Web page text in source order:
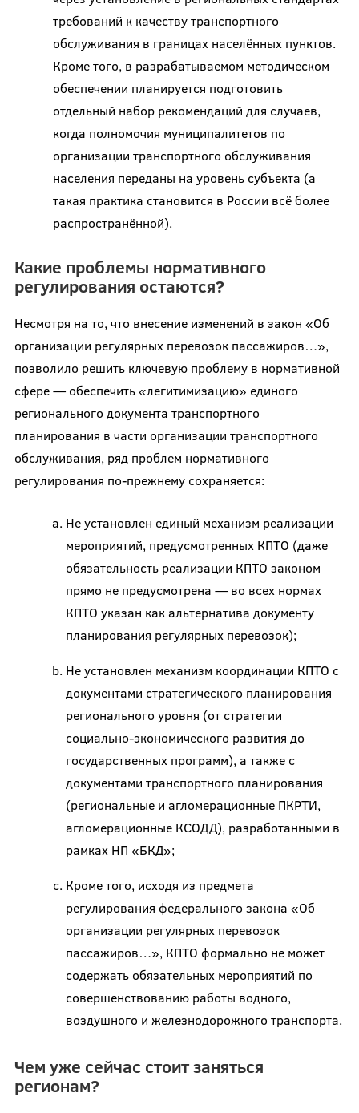
требований к качеству транспортного
обслуживания в границах населённых пунктов.
Кроме того, в разрабатываемом методическом
обеспечении планируется подготовить
отдельный набор рекомендаций для случаев,
когда полномочия муниципалитетов по
организации транспортного обслуживания
населения переданы на уровень субъекта (а
такая практика становится в России всё более
распространённой).
Какие проблемы нормативного
регулирования остаются?
Несмотря на то, что внесение изменений в закон «Об
организации регулярных перевозок пассажиров…»,
позволило решить ключевую проблему в нормативной
сфере — обеспечить «легитимизацию» единого
регионального документа транспортного
планирования в части организации транспортного
обслуживания, ряд проблем нормативного
регулирования по-прежнему сохраняется:
Не установлен единый механизм реализации
мероприятий, предусмотренных КПТО (даже
обязательность реализации КПТО законом
прямо не предусмотрена — во всех нормах
КПТО указан как альтернатива документу
планирования регулярных перевозок);
Не установлен механизм координации КПТО с
документами стратегического планирования
регионального уровня (от стратегии
социально-экономического развития до
государственных программ), а также с
документами транспортного планирования
(региональные и агломерационные ПКРТИ,
агломерационные КСОДД), разработанными в
рамках НП «БКД»;
Кроме того, исходя из предмета
регулирования федерального закона «Об
организации регулярных перевозок
пассажиров…», КПТО формально не может
содержать обязательных мероприятий по
совершенствованию работы водного,
воздушного и железнодорожного транспорта.
Чем уже сейчас стоит заняться
регионам?